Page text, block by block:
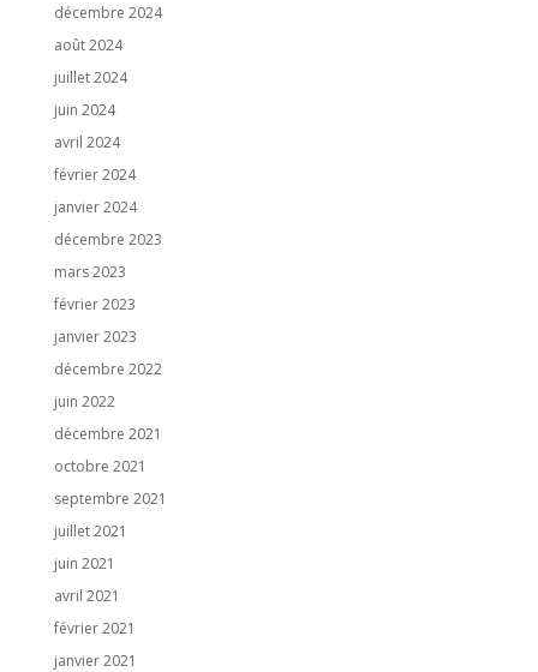
décembre 2024
août 2024
juillet 2024
juin 2024
avril 2024
février 2024
janvier 2024
décembre 2023
mars 2023
février 2023
janvier 2023
décembre 2022
juin 2022
décembre 2021
octobre 2021
septembre 2021
juillet 2021
juin 2021
avril 2021
février 2021
janvier 2021